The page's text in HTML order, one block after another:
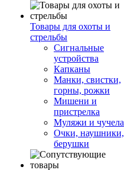
Товары для охоты и
стрельбы
Сигнальные
устройства
Капканы
Манки, свистки,
горны, рожки
Мишени и
пристрелка
Муляжи и чучела
Очки, наушники,
берушки